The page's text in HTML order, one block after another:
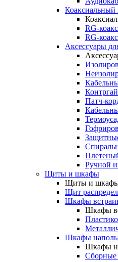
Коаксиальный
RG-
RG-
Аксессуары
Патч-
Ручной
Щиты и шкафы
Щиты и
Щит
Шкафы
Шкафы
Шкафы
Шкафы
Сборные